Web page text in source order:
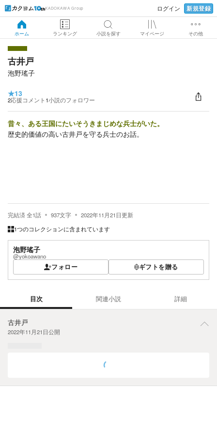
KADOKAWA Group ログイン 新規登録
ホーム ランキング 小説を探す マイページ その他
古井戸
泡野瑤子
★13
2応援コメント 1小説のフォロワー
昔々、ある王国にたいそうきまじめな兵士がいた。
歴史的価値の高い古井戸を守る兵士のお話。
完結済全1話 937文字 2022年11月21日更新
1つのコレクションに含まれています
泡野瑤子
@yokoawano
フォロー ギフトを贈る
目次 関連小説 詳細
古井戸
2022年11月21日公開